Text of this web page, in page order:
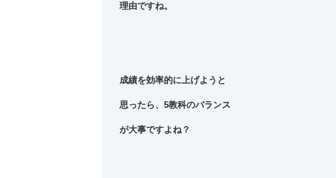
理由ですね。
成績を効率的に上げようと
思ったら、5教科のバランス
が大事ですよね？